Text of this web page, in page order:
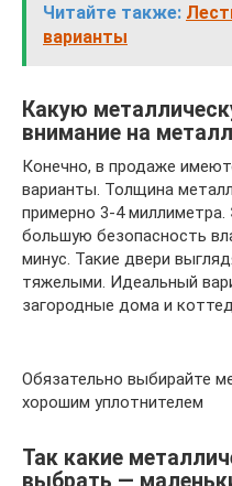
Читайте также:
варианты
Какую
внимание на металл
Конечно, в продаже
варианты. Толщина
примерно 3-4
большую безопасность
минус. Такие двери
тяжелыми. Идеальный
загородные дома и
Обязательно выбирайте
хорошим уплотнителем
Так какие
выбрать —